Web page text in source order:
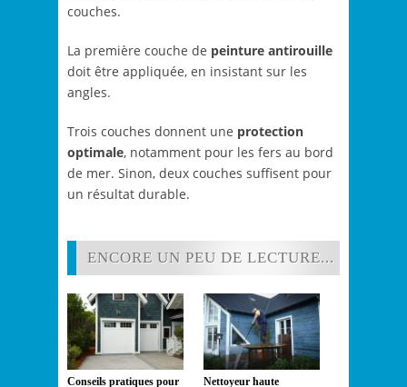
couches.
La première couche de peinture antirouille
doit être appliquée, en insistant sur les
angles.
Trois couches donnent une protection
optimale, notamment pour les fers au bord
de mer. Sinon, deux couches suffisent pour
un résultat durable.
ENCORE UN PEU DE LECTURE...
Conseils pratiques pour Nettoyeur haute